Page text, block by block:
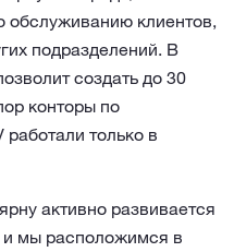
обслуживанию клиентов,
подразделений. В
создать до 30
конторы по
только в
активно развивается
и мы расположимся в